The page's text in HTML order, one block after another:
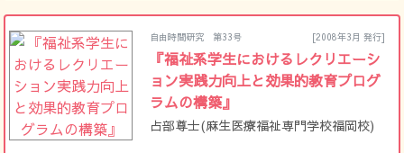
自由時間研究 第33号 [2008年3月 発行]
『福祉系学生におけるレクリエーシ
ョン実践力向上と効果的教育プログ
ラムの構築』
占部尊士(麻生医療福祉専門学校福岡校)